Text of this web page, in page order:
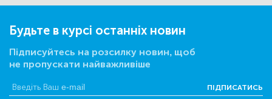
Будьте в курсі останніх новин
Підписуйтесь на розсилку новин, щоб
не пропускати найважливіше
ПІДПИСАТИСЬ